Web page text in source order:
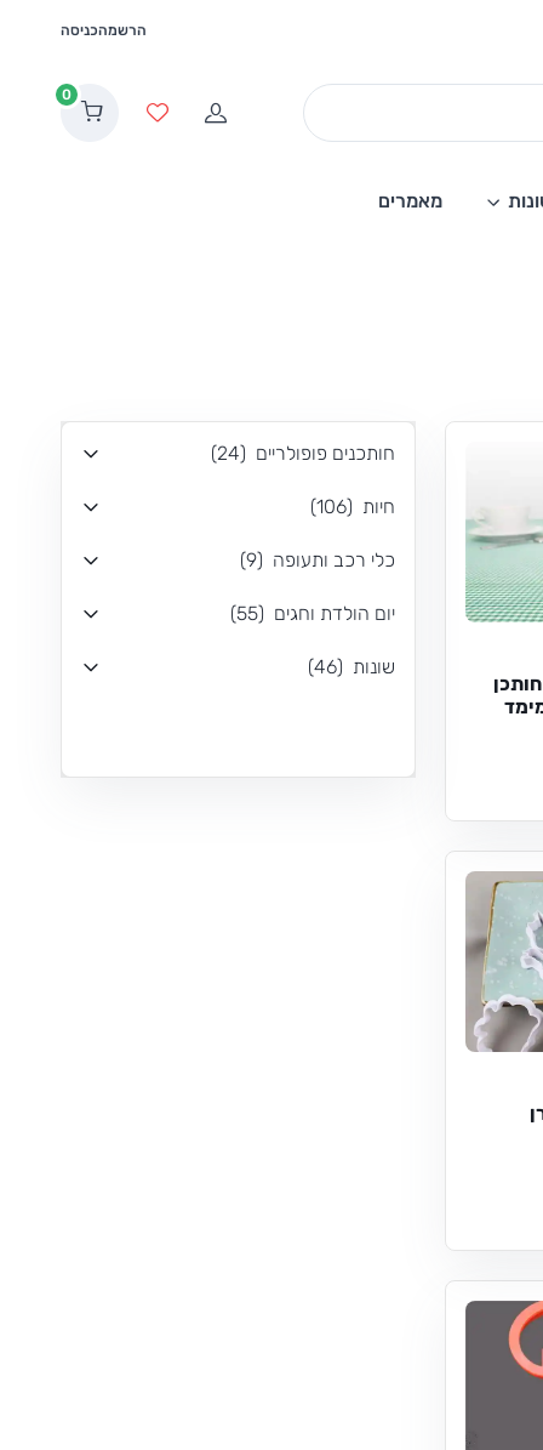
הרשמהכניסה
הרשמהמועדפים
0
מאמרים
חותכנים פופולריים (
24
)
חיות (
106
)
כלי רכב ותעופה (
9
)
יום הולדת וחגים (
55
)
שונות (
46
)